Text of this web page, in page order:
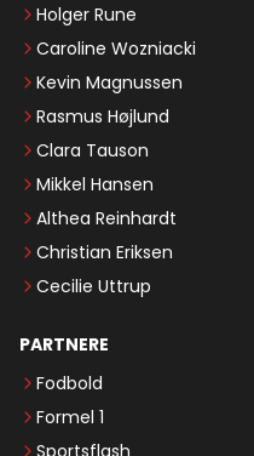
Holger Rune
Caroline Wozniacki
Kevin Magnussen
Rasmus Højlund
Clara Tauson
Mikkel Hansen
Althea Reinhardt
Christian Eriksen
Cecilie Uttrup
PARTNERE
Fodbold
Formel 1
Sportsflash